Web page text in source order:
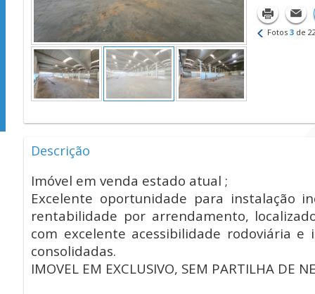
Fotos 3 de
Descrição
Imóvel em venda estado atual ;
Excelente oportunidade para instalação
rentabilidade por arrendamento,
com excelente acessibilidade rodoviária
consolidadas.
IMOVEL EM EXCLUSIVO, SEM PARTILHA DE